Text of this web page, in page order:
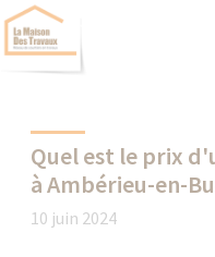
Quel est le prix
à Ambérieu-en-
10 juin 2024